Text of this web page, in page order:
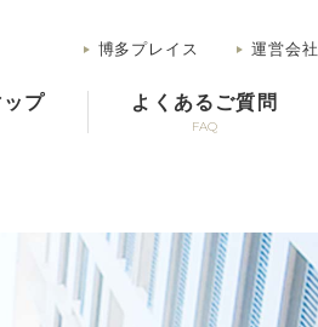
博多プレイス 運営会社
プ よくあるご質問
FAQ